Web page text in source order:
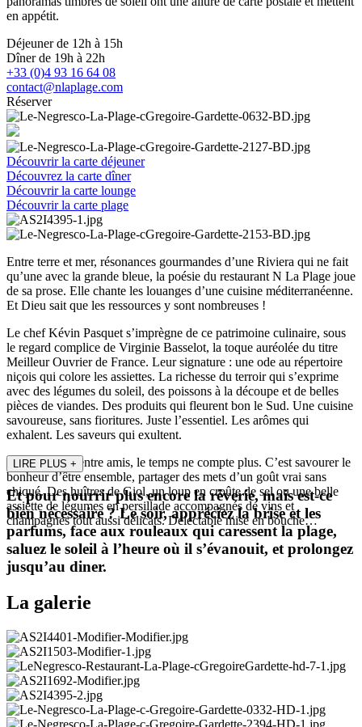
en appétit.
Déjeuner de 12h à 15h
Dîner de 19h à 22h
+33 (0)4 93 16 64 08
contact@nlaplage.com
Réserver
Découvrir la carte déjeuner
Découvrez la carte dîner
Découvrir la carte lounge
Découvrir la carte plage
Entre terre et mer, résonances gourmandes d’une Riviera qui ne fait
qu’une avec la grande bleue, la poésie du restaurant N La Plage joue
de sa prose. Elle chante les louanges d’une cuisine méditerranéenne.
Et Dieu sait que les ressources y sont nombreuses !
Le chef Kévin Pasquet s’imprègne de ce patrimoine culinaire, sous
le regard complice de Virginie Basselot, la toque auréolée du titre
Meilleur Ouvrier de France. Leur signature : une ode au répertoire
niçois qui colore les assiettes. La richesse du terroir qui s’exprime
avec des légumes du soleil, des poissons à la découpe et de belles
pièces de viandes. Des produits qui fleurent bon le Sud. Une cuisine
savoureuse, sans fioritures. Juste l’essentiel. Les arômes qui
exhalent. Les saveurs qui exultent.
En famille ou entre amis, le temps ne compte plus. C’est savourer le
bonheur d’être ensemble, partager des mets d’un goût vrai sans
chiqué. Des huîtres de Giol, un loup en croûte de sel ou une belle
assiette de légumes en persillade accompagnés de vins et
champagnes tout aussi délicats. Délectable mise en bouche…
LIRE PLUS +
Et pour nourrir plus encore la rêverie, mais est-ce
bien nécessaire ? Le soir, appréciez la brise et les
parfums, face aux rouleaux qui caressent la plage,
saluez le soleil à l’heure où il s’évanouit, et prolongez
jusqu’au diner.
La galerie